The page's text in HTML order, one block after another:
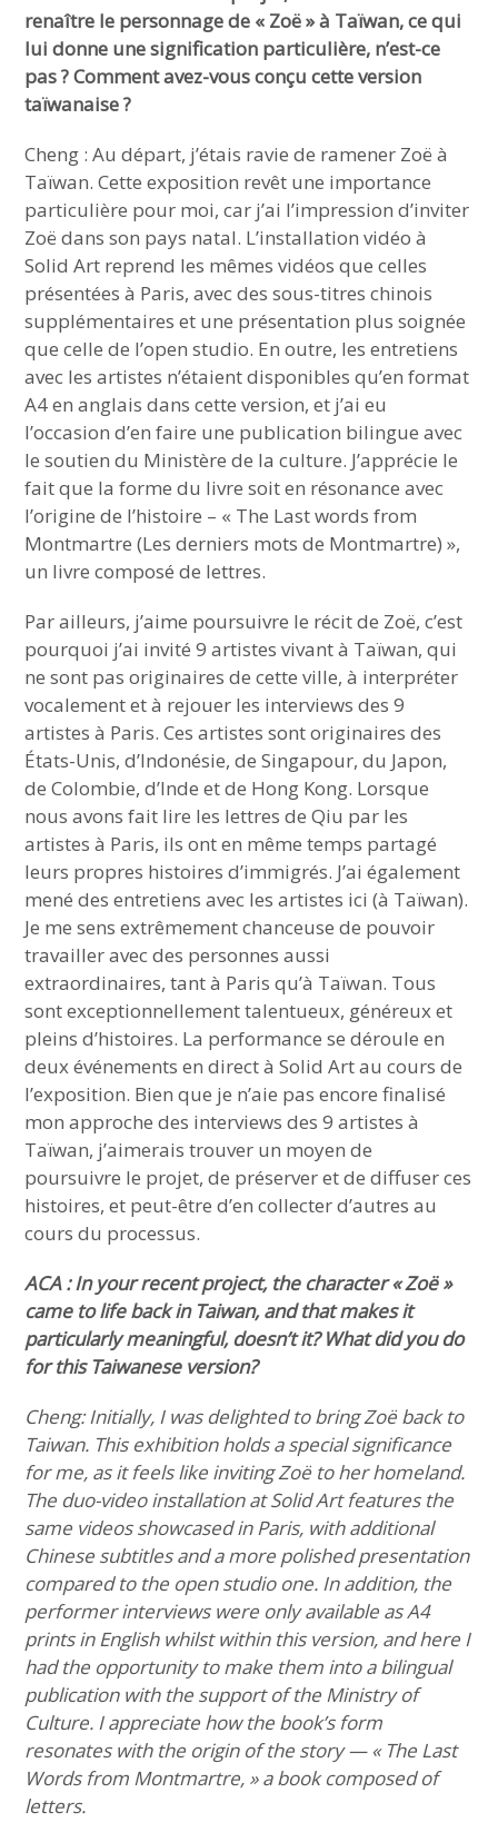
renaître le personnage de « Zoë » à Taïwan, ce qui
lui donne une signification particulière, n’est-ce
pas ? Comment avez-vous conçu cette version
taïwanaise ?
Cheng : Au départ, j’étais ravie de ramener Zoë à
Taïwan. Cette exposition revêt une importance
particulière pour moi, car j’ai l’impression d’inviter
Zoë dans son pays natal. L’installation vidéo à
Solid Art reprend les mêmes vidéos que celles
présentées à Paris, avec des sous-titres chinois
supplémentaires et une présentation plus soignée
que celle de l’open studio. En outre, les entretiens
avec les artistes n’étaient disponibles qu’en format
A4 en anglais dans cette version, et j’ai eu
l’occasion d’en faire une publication bilingue avec
le soutien du Ministère de la culture. J’apprécie le
fait que la forme du livre soit en résonance avec
l’origine de l’histoire – « The Last words from
Montmartre (Les derniers mots de Montmartre) »,
un livre composé de lettres.
Par ailleurs, j’aime poursuivre le récit de Zoë, c’est
pourquoi j’ai invité 9 artistes vivant à Taïwan, qui
ne sont pas originaires de cette ville, à interpréter
vocalement et à rejouer les interviews des 9
artistes à Paris. Ces artistes sont originaires des
États-Unis, d’Indonésie, de Singapour, du Japon,
de Colombie, d’Inde et de Hong Kong. Lorsque
nous avons fait lire les lettres de Qiu par les
artistes à Paris, ils ont en même temps partagé
leurs propres histoires d’immigrés. J’ai également
mené des entretiens avec les artistes ici (à Taïwan).
Je me sens extrêmement chanceuse de pouvoir
travailler avec des personnes aussi
extraordinaires, tant à Paris qu’à Taïwan. Tous
sont exceptionnellement talentueux, généreux et
pleins d’histoires. La performance se déroule en
deux événements en direct à Solid Art au cours de
l’exposition. Bien que je n’aie pas encore finalisé
mon approche des interviews des 9 artistes à
Taïwan, j’aimerais trouver un moyen de
poursuivre le projet, de préserver et de diffuser ces
histoires, et peut-être d’en collecter d’autres au
cours du processus.
ACA : In your recent project, the character « Zoë »
came to life back in Taiwan, and that makes it
particularly meaningful, doesn’t it? What did you do
for this Taiwanese version?
Cheng: Initially, I was delighted to bring Zoë back to
Taiwan. This exhibition holds a special significance
for me, as it feels like inviting Zoë to her homeland.
The duo-video installation at Solid Art features the
same videos showcased in Paris, with additional
Chinese subtitles and a more polished presentation
compared to the open studio one. In addition, the
performer interviews were only available as A4
prints in English whilst within this version, and here I
had the opportunity to make them into a bilingual
publication with the support of the Ministry of
Culture. I appreciate how the book’s form
resonates with the origin of the story — « The Last
Words from Montmartre, » a book composed of
letters.